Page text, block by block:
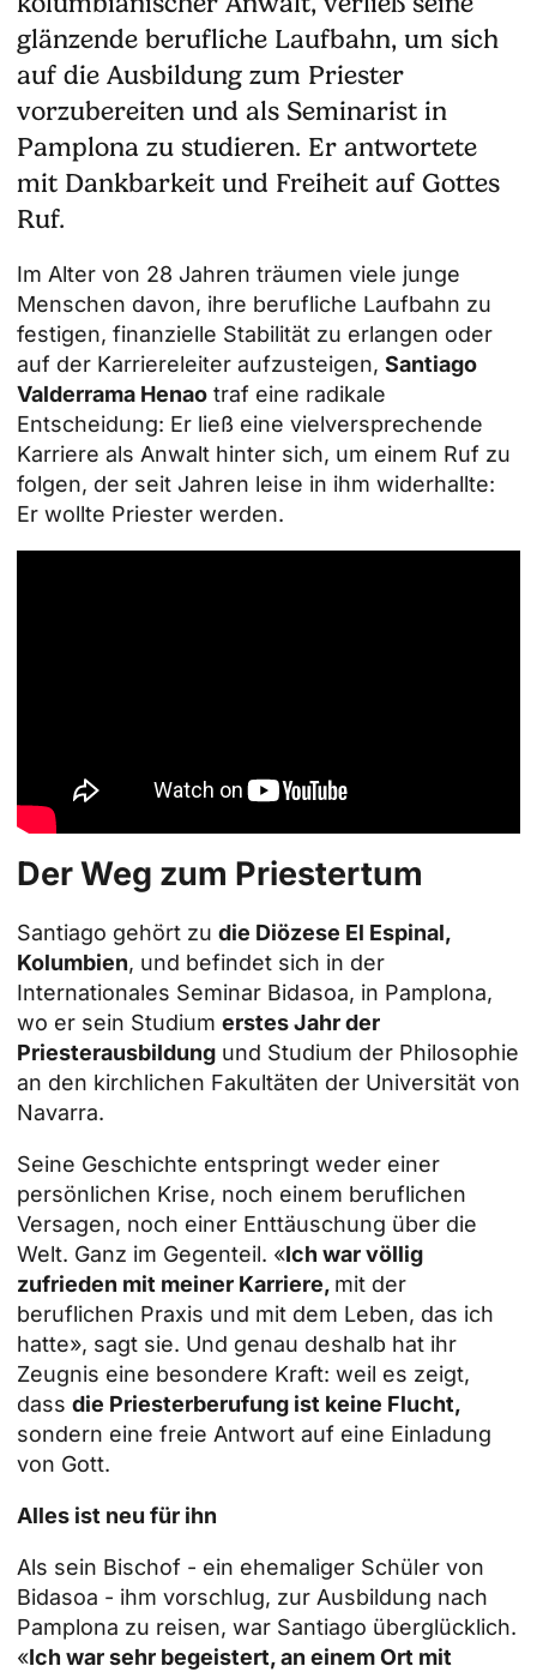
glänzende berufliche Laufbahn, um sich
auf die Ausbildung zum Priester
vorzubereiten und als Seminarist in
Pamplona zu studieren. Er antwortete
mit Dankbarkeit und Freiheit auf Gottes
Ruf.
Im Alter von 28 Jahren träumen viele junge
Menschen davon, ihre berufliche Laufbahn zu
festigen, finanzielle Stabilität zu erlangen oder
auf der Karriereleiter aufzusteigen, Santiago
Valderrama Henao traf eine radikale
Entscheidung: Er ließ eine vielversprechende
Karriere als Anwalt hinter sich, um einem Ruf zu
folgen, der seit Jahren leise in ihm widerhallte:
Er wollte Priester werden.
Der Weg zum Priestertum
Santiago gehört zu die Diözese El Espinal,
Kolumbien, und befindet sich in der
Internationales Seminar Bidasoa, in Pamplona,
wo er sein Studium erstes Jahr der
Priesterausbildung und Studium der Philosophie
an den kirchlichen Fakultäten der Universität von
Navarra.
Seine Geschichte entspringt weder einer
persönlichen Krise, noch einem beruflichen
Versagen, noch einer Enttäuschung über die
Welt. Ganz im Gegenteil. «Ich war völlig
zufrieden mit meiner Karriere, mit der
beruflichen Praxis und mit dem Leben, das ich
hatte», sagt sie. Und genau deshalb hat ihr
Zeugnis eine besondere Kraft: weil es zeigt,
dass die Priesterberufung ist keine Flucht,
sondern eine freie Antwort auf eine Einladung
von Gott.
Alles ist neu für ihn
Als sein Bischof - ein ehemaliger Schüler von
Bidasoa - ihm vorschlug, zur Ausbildung nach
Pamplona zu reisen, war Santiago überglücklich.
«Ich war sehr begeistert, an einem Ort mit